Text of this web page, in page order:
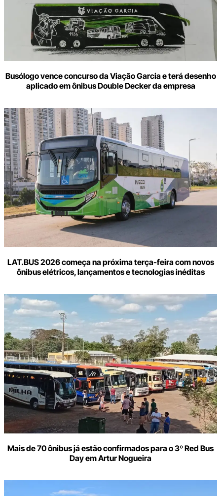
Busólogo vence concurso da Viação Garcia e terá desenho
aplicado em ônibus Double Decker da empresa
LAT.BUS 2026 começa na próxima terça-feira com novos
ônibus elétricos, lançamentos e tecnologias inéditas
Mais de 70 ônibus já estão confirmados para o 3º Red Bus
Day em Artur Nogueira